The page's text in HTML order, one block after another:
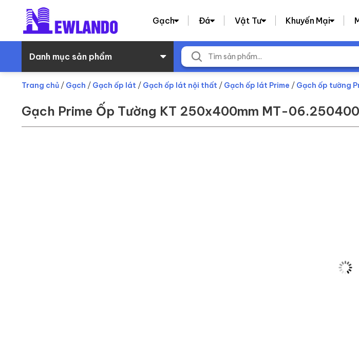
Gạch Đá Vật Tư Khuyến Mại
Danh mục sản phẩm
Trang chủ / Gạch / Gạch ốp lát / Gạch ốp lát nội thất / Gạch ốp lát Prime / Gạch ốp tường
Gạch Prime Ốp Tường KT 250x400mm MT-